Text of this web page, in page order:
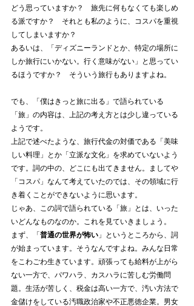
どう思っていますか？　旅先に何もなくても楽しめ
る派ですか？　それとも私のように、コスパを重視
してしまいますか？
あるいは、「ディズニーランドとか、特定の場所に
しか旅行にいかない。行く意味がない」と思ってい
るほうですか？　そういう旅行もありますよね。
でも、「僕はきっと旅に出る」で語られている
「旅」の内容は、上記の考え方とは少し違っている
ようです。
上記で述べたような、旅行代金の対価である「美味
しい料理」とか「立派な文化」を求めていないよう
です。詞の中の、どこにも出てきません。ましてや
「コスパ」なんて考えていたのでは、その領域に行
き着くことができないように思います。
じゃあ、この詞で語られている「旅」とは、いった
いどんなものなのか。これを見ていきましょう。
まず、「 普通の世界が怖い 」というところから、詞
が始まっています。そうなんですよね。みんな日常
をこわごわ生きています。頑張っても給料が上がら
ない一方で、パワハラ、カスハラに苦しむ労働問
題。生活が苦しく、税金は高い一方で、汚い方法で
金儲けをしている汚職政治家や不正悪徳企業。男女